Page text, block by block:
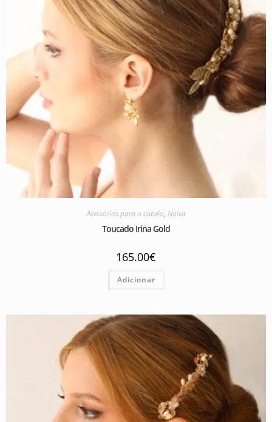
Acessórios para o cabelo, Noiva
Toucado Irina Gold
165.00€
Adicionar